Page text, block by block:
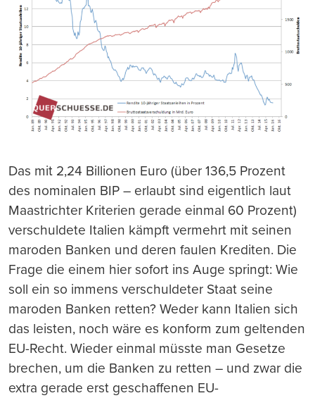
Das mit 2,24 Billionen Euro (über 136,5 Prozent
des nominalen BIP – erlaubt sind eigentlich laut
Maastrichter Kriterien gerade einmal 60 Prozent)
verschuldete Italien kämpft vermehrt mit seinen
maroden Banken und deren faulen Krediten. Die
Frage die einem hier sofort ins Auge springt: Wie
soll ein so immens verschuldeter Staat seine
maroden Banken retten? Weder kann Italien sich
das leisten, noch wäre es konform zum geltenden
EU-Recht. Wieder einmal müsste man Gesetze
brechen, um die Banken zu retten – und zwar die
extra gerade erst geschaffenen EU-